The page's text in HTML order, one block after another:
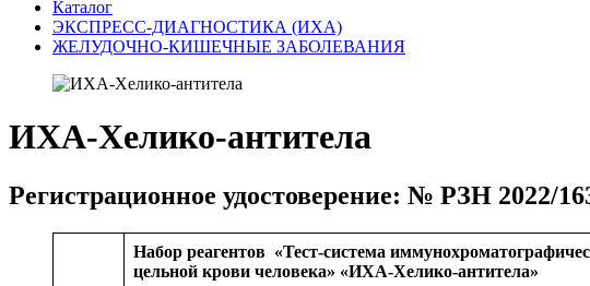
Каталог
ЭКСПРЕСС-ДИАГНОСТИКА (ИХА)
ЖЕЛУДОЧНО-КИШЕЧНЫЕ ЗАБОЛЕВАНИЯ
ИХА-Хелико-антитела
Регистрационное удостоверение: № РЗН 2022/
Набор реагентов «Тест-система
цельной крови человека» «ИХА-Хелико-антитела»